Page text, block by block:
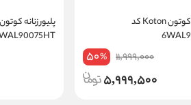
پلیور زنانه کوتون Koton کد
11,999,000
50%
5,999,500